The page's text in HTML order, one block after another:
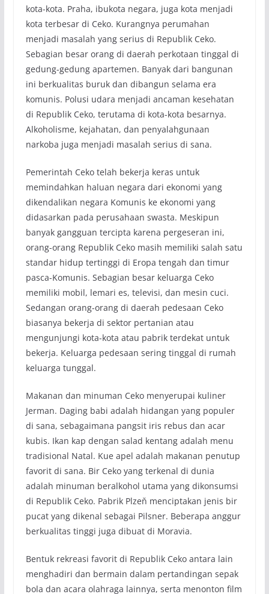
kota-kota. Praha, ibukota negara, juga kota menjadi
kota terbesar di Ceko. Kurangnya perumahan
menjadi masalah yang serius di Republik Ceko.
Sebagian besar orang di daerah perkotaan tinggal di
gedung-gedung apartemen. Banyak dari bangunan
ini berkualitas buruk dan dibangun selama era
komunis. Polusi udara menjadi ancaman kesehatan
di Republik Ceko, terutama di kota-kota besarnya.
Alkoholisme, kejahatan, dan penyalahgunaan
narkoba juga menjadi masalah serius di sana.
Pemerintah Ceko telah bekerja keras untuk
memindahkan haluan negara dari ekonomi yang
dikendalikan negara Komunis ke ekonomi yang
didasarkan pada perusahaan swasta. Meskipun
banyak gangguan tercipta karena pergeseran ini,
orang-orang Republik Ceko masih memiliki salah satu
standar hidup tertinggi di Eropa tengah dan timur
pasca-Komunis. Sebagian besar keluarga Ceko
memiliki mobil, lemari es, televisi, dan mesin cuci.
Sedangan orang-orang di daerah pedesaan Ceko
biasanya bekerja di sektor pertanian atau
mengunjungi kota-kota atau pabrik terdekat untuk
bekerja. Keluarga pedesaan sering tinggal di rumah
keluarga tunggal.
Makanan dan minuman Ceko menyerupai kuliner
Jerman. Daging babi adalah hidangan yang populer
di sana, sebagaimana pangsit iris rebus dan acar
kubis. Ikan kap dengan salad kentang adalah menu
tradisional Natal. Kue apel adalah makanan penutup
favorit di sana. Bir Ceko yang terkenal di dunia
adalah minuman beralkohol utama yang dikonsumsi
di Republik Ceko. Pabrik Plzeň menciptakan jenis bir
pucat yang dikenal sebagai Pilsner. Beberapa anggur
berkualitas tinggi juga dibuat di Moravia.
Bentuk rekreasi favorit di Republik Ceko antara lain
menghadiri dan bermain dalam pertandingan sepak
bola dan acara olahraga lainnya, serta menonton film